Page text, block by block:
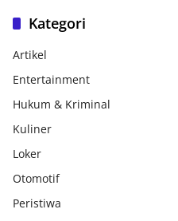
Kategori
Artikel
Entertainment
Hukum & Kriminal
Kuliner
Loker
Otomotif
Peristiwa